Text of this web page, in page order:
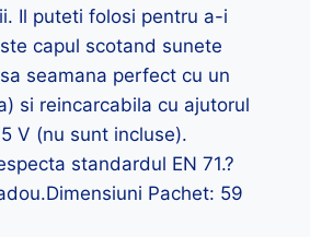
Il puteti folosi pentru a-i
capul scotand sunete
seamana perfect cu un
si reincarcabila cu ajutorul
V (nu sunt incluse).
standardul EN 71.?
Pachet: 59